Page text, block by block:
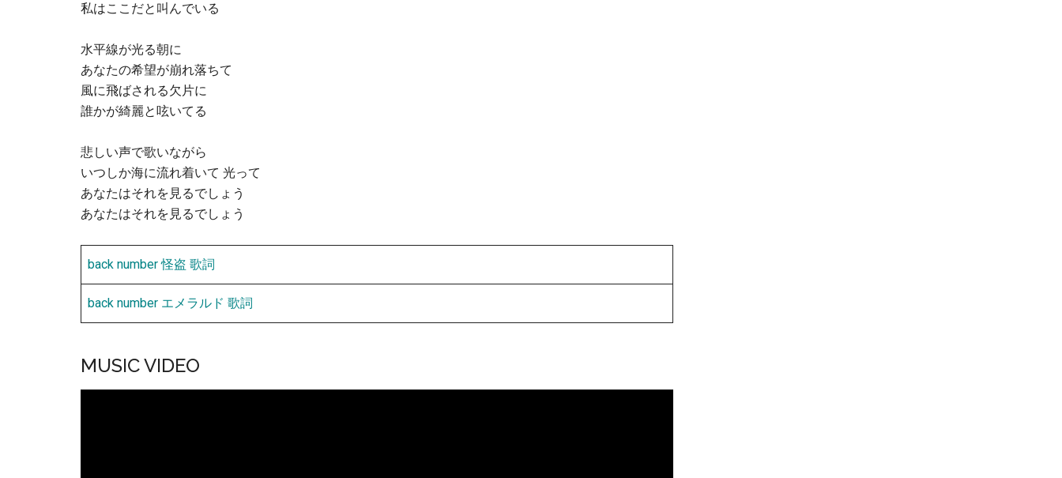
私はここだと叫んでいる
水平線が光る朝に
あなたの希望が崩れ落ちて
風に飛ばされる欠片に
誰かが綺麗と呟いてる
悲しい声で歌いながら
いつしか海に流れ着いて 光って
あなたはそれを見るでしょう
あなたはそれを見るでしょう
back number 怪盗 歌詞
back number エメラルド 歌詞
MUSIC VIDEO